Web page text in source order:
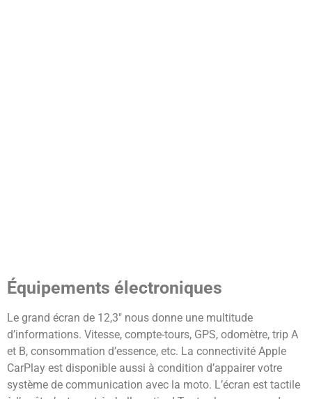
Équipements électroniques
Le grand écran de 12,3″ nous donne une multitude
d’informations. Vitesse, compte-tours, GPS, odomètre, trip A
et B, consommation d’essence, etc. La connectivité Apple
CarPlay est disponible aussi à condition d’appairer votre
système de communication avec la moto. L’écran est tactile